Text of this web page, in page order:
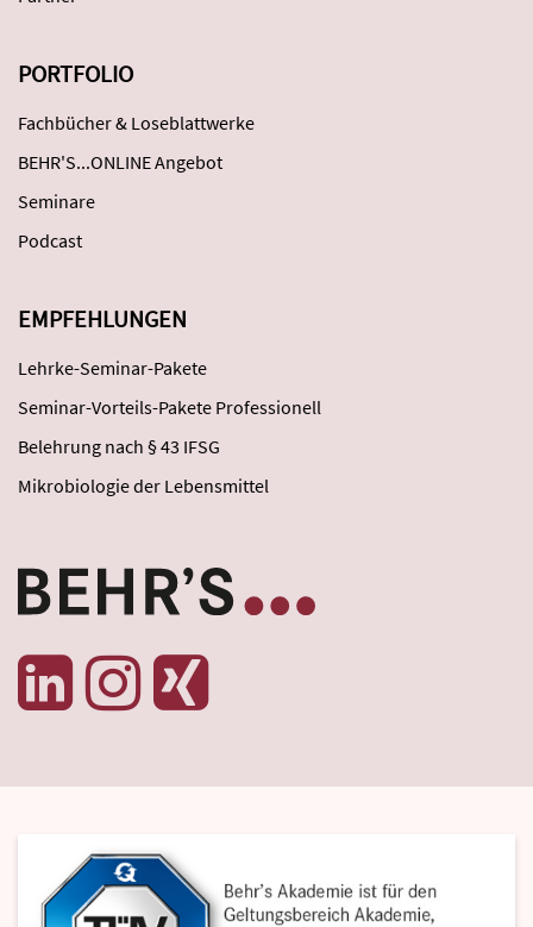
PORTFOLIO
Fachbücher & Loseblattwerke
BEHR'S...ONLINE Angebot
Seminare
Podcast
EMPFEHLUNGEN
Lehrke-Seminar-Pakete
Seminar-Vorteils-Pakete Professionell
Belehrung nach § 43 IFSG
Mikrobiologie der Lebensmittel